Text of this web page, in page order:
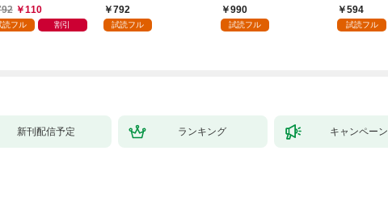
110
読フル 割引
領地を爆速で開拓し最
強の村を作ってしまう
792
試読フル
められた～【単行本】
（１）
990
試読フル
594
試読フル
新刊配信予定 ランキング キャンペーン